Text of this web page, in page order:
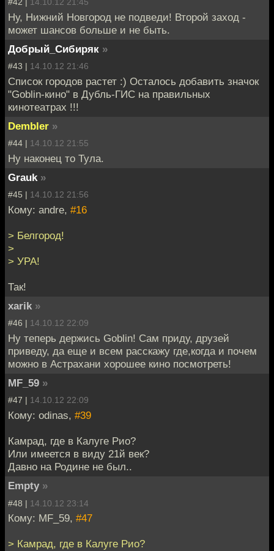
Ну, Нижний Новгород не подведи! Второй заход -
может шансов больше и не быть.
Добрый_Сибиряк »
#43 | 14.10.12 21:46
Список городов растет :) Осталось добавить значок
"Goblin-кино" в Дубль-ГИС на правильных
кинотеатрах !!!
Dembler »
#44 | 14.10.12 21:55
Ну наконец то Тула.
Grauk »
#45 | 14.10.12 21:56
Кому: andre, #16
> Белгород!
>
> УРА!
Так!
xarik »
#46 | 14.10.12 22:09
Ну теперь держись Goblin! Сам приду, друзей
приведу, да еще и всем расскажу где,когда и почем
можно в Астрахани хорошее кино посмотреть!
MF_59 »
#47 | 14.10.12 22:09
Кому: odinas, #39
Камрад, где в Калуге Рио?
Или имеется в виду 21й век?
Давно на Родине не был..
Empty »
#48 | 14.10.12 23:14
Кому: MF_59, #47
> Камрад, где в Калуге Рио?